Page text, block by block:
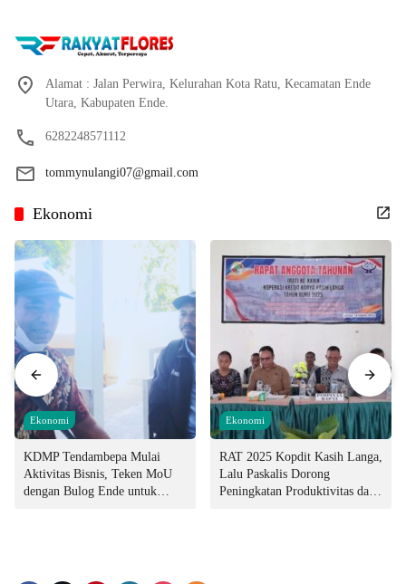
Alamat : Jalan Perwira, Kelurahan Kota Ratu, Kecamatan Ende
Utara, Kabupaten Ende.
6282248571112
tommynulangi07@gmail.com
Ekonomi
Ekonomi
KDMP Tendambepa Mulai
Aktivitas Bisnis, Teken MoU
dengan Bulog Ende untuk
Ekonomi
RAT 2025 Kopdit Kasih Langa,
Lalu Paskalis Dorong
Peningkatan Produktivitas dan